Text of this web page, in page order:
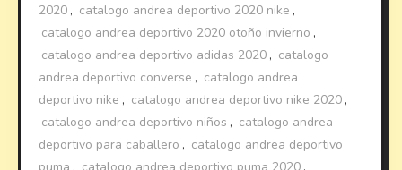
2020 , catalogo andrea deportivo 2020 nike ,
catalogo andrea deportivo 2020 otoño invierno ,
catalogo andrea deportivo adidas 2020 , catalogo
andrea deportivo converse , catalogo andrea
deportivo nike , catalogo andrea deportivo nike 2020 ,
catalogo andrea deportivo niños , catalogo andrea
deportivo para caballero , catalogo andrea deportivo